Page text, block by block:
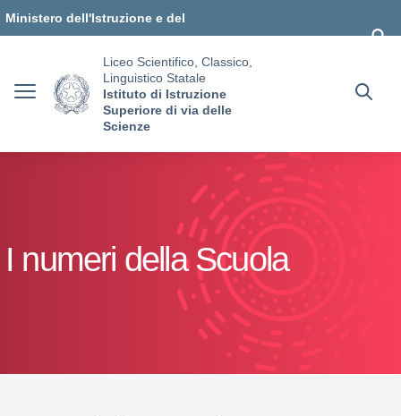
Ministero dell'Istruzione e del
Liceo Scientifico, Classico,
Linguistico Statale
Istituto di Istruzione
Superiore di via delle
Scienze
I numeri della Scuola